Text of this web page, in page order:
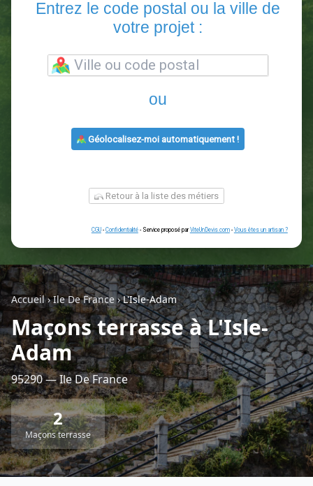
votre projet :
ou
Géolocalisez-moi automatiquement !
Retour à la liste des métiers
CGU Confidentialité - Service proposé parViteUnDevis.com-Vous
Accueil›Ile De France›L'Isle-Adam
Maçons terrasse à L'Isle-
Adam
95290 — Ile De France
2
Maçons terrasse